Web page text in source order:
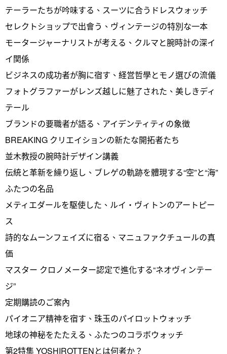
テーラーたちが吟味する、スーツに合うドレスウォッチ
セレクトショップで出會う、ヴィンテージの特別な一本
モータージャーナリストが考える、クルマと腕時計の深イ
イ関係
ビジネスの成功者が胸に宿す、経営哲學とモノ選びの流儀
フォトグラファーがレンズ越しに魅了された、美しきディ
テール
ブランドの要職者が語る、アイデンティティの象徴
BREAKING クリエイションの新たな開拓者たち
並木教授の腕時計デザイン講義
伝統と革新を繰り返し、ブレゲの軌跡を體現する“空”と“海”
ふたつの名品
メティエダールを駆使した、ルイ・ヴィトンのアートピー
ス
詩的なムーンフェイズに宿る、マニュファクチュールの真
価
マスター クロノメーター認定で進化する“ネオヴィンテー
ジ”
定期購読のご案內
パイオニア精神を宿す、珠玉のパイロットウォッチ
地球の神秘をたたえる、ふたつのコラボウォッチ
第2特集 YOSHIROTTENとは何者か？